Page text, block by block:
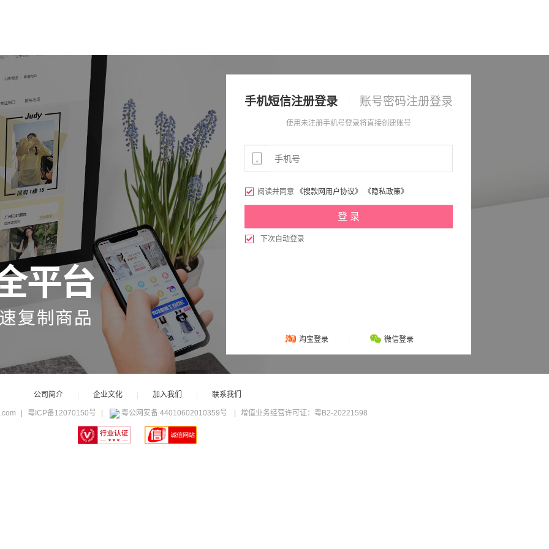
手机短信注册登录 账号密码注册登录
使用未注册手机号登录将直接创建账号
 阅读并同意 《搜款网用户协议》 《隐私政策》
 下次自动登录
淘宝登录 微信登录
公司简介 企业文化 加入我们 联系我们
粤ICP备12070150号 粤公网安备 44010602010359号 增值业务经营许可证：粤B2-20221598